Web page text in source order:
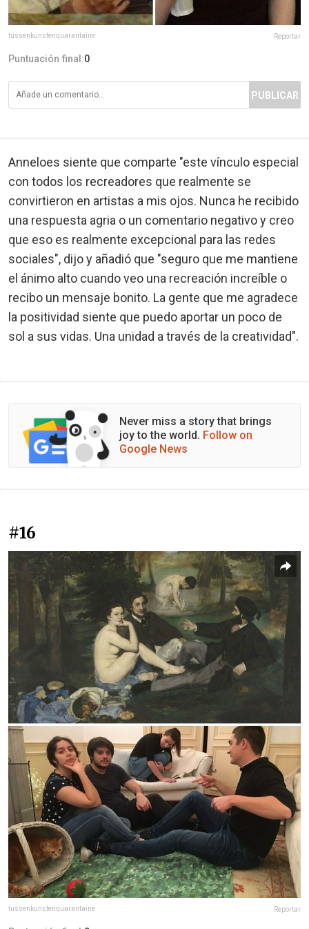
tussenkunstenquarantaine Reportar
Puntuación final:0
PUBLICAR
Anneloes siente que comparte "este vínculo especial
con todos los recreadores que realmente se
convirtieron en artistas a mis ojos. Nunca he recibido
una respuesta agria o un comentario negativo y creo
que eso es realmente excepcional para las redes
sociales", dijo y añadió que "seguro que me mantiene
el ánimo alto cuando veo una recreación increíble o
recibo un mensaje bonito. La gente que me agradece
la positividad siente que puedo aportar un poco de
sol a sus vidas. Una unidad a través de la creatividad".
Never miss a story that brings
joy to the world. Follow on
Google News
#16
tussenkunstenquarantaine Reportar